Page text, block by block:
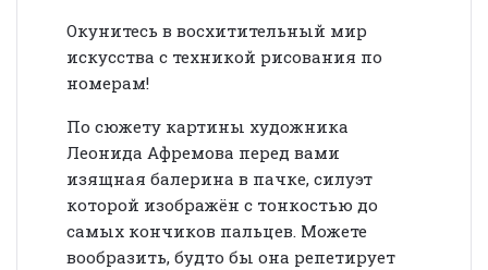
Окунитесь в восхитительный мир
искусства с техникой рисования по
номерам!
По сюжету картины художника
Леонида Афремова перед вами
изящная балерина в пачке, силуэт
которой изображён с тонкостью до
самых кончиков пальцев. Можете
вообразить, будто бы она репетирует